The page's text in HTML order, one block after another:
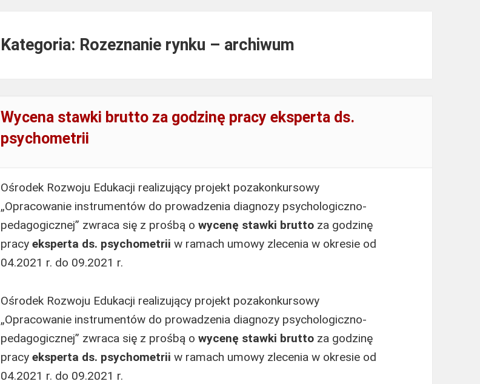
Kategoria: Rozeznanie rynku – archiwum
Wycena stawki brutto za godzinę pracy eksperta ds.
psychometrii
Ośrodek Rozwoju Edukacji realizujący projekt pozakonkursowy
„Opracowanie instrumentów do prowadzenia diagnozy psychologiczno-
pedagogicznej” zwraca się z prośbą owycenę stawki brutto za godzinę
pracyeksperta ds. psychometrii w ramach umowy zlecenia w okresie od
04.2021 r. do 09.2021 r.
Ośrodek Rozwoju Edukacji realizujący projekt pozakonkursowy
„Opracowanie instrumentów do prowadzenia diagnozy psychologiczno-
pedagogicznej” zwraca się z prośbą owycenę stawki brutto za godzinę
pracyeksperta ds. psychometrii w ramach umowy zlecenia w okresie od
04.2021 r. do 09.2021 r.